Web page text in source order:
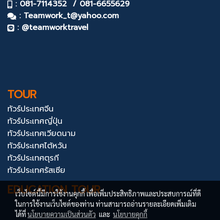
: 081-7114352 / 081-6655629
: Teamwork_t@yahoo.com
: @teamworktravel
TOUR
ทัวร์ประเทศจีน
ทัวร์ประเทศญี่ปุ่น
ทัวร์ประเทศเวียดนาม
ทัวร์ประเทศไต้หวัน
ทัวร์ประเทศตุรกี
ทัวร์ประเทศรัสเซีย
EDUCATION TOUR
เว็บไซต์นี้มีการใช้งานคุกกี้ เพื่อเพิ่มประสิทธิภาพและประสบการณ์ที่ดี
ในการใช้งานเว็บไซต์ของท่าน ท่านสามารถอ่านรายละเอียดเพิ่มเติม
ได้ที่นโยบายความเป็นส่วนตัว และ นโยบายคุกกี้